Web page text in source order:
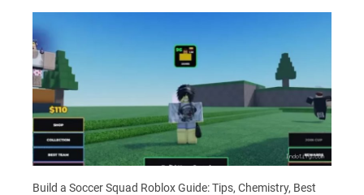
Build a Soccer Squad Roblox Guide: Tips, Chemistry, Best